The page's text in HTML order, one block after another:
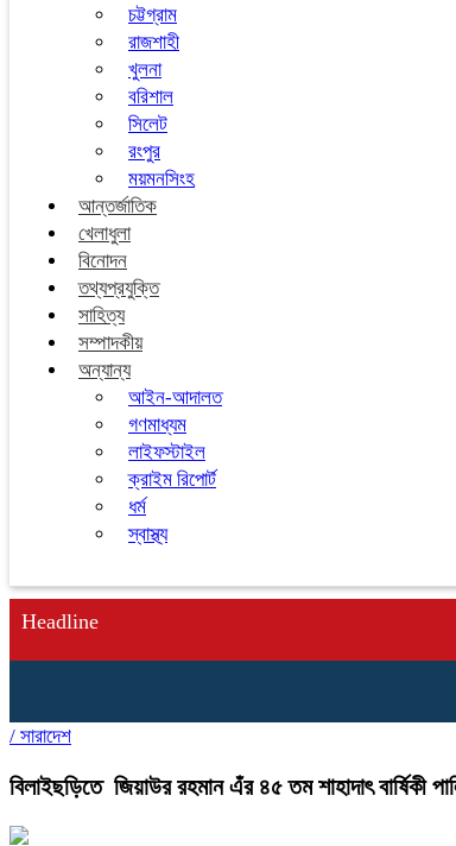
চট্টগ্রাম
রাজশাহী
খুলনা
বরিশাল
সিলেট
রংপুর
ময়মনসিংহ
আন্তর্জাতিক
খেলাধুলা
বিনোদন
তথ্যপ্রযুক্তি
সাহিত্য
সম্পাদকীয়
অন্যান্য
আইন-আদালত
গণমাধ্যম
লাইফস্টাইল
ক্রাইম রিপোর্ট
ধর্ম
স্বাস্থ্য
Headline
/ সারাদেশ
বিলাইছড়িতে জিয়াউর রহমান এঁর ৪৫ তম শাহাদাৎ বার্ষিকী